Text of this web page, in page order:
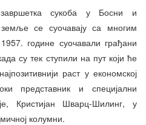
сукоба у Босни и
се суочавају са многим
године суочавали грађани
су тек ступили на пут који ће
раст у економској
представник и специјални
Кристијан Шварц-Шилинг, у
колумни.